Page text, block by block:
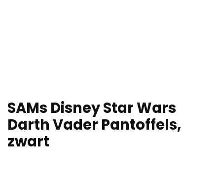
SAMs Disney Star Wars
Darth Vader Pantoffels,
zwart